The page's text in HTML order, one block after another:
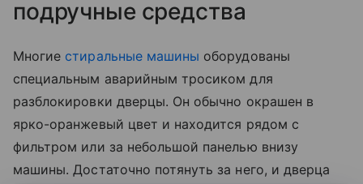
подручные средства
Многие стиральные машины оборудованы
специальным аварийным тросиком для
разблокировки дверцы. Он обычно окрашен в
ярко-оранжевый цвет и находится рядом с
фильтром или за небольшой панелью внизу
машины. Достаточно потянуть за него, и дверца